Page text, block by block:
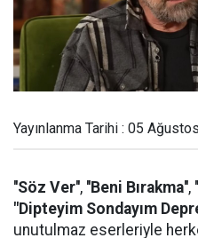
Yayınlanma Tarihi : 05
''Söz Ver'', ''Beni Bırakma'',
"Dipteyim Sondayım
unutulmaz eserleriyle